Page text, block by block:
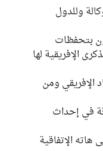
وللدول
بتحفظات
الإفريقية لها
الإفريقي ومن
في إحداث
الإتفاقية